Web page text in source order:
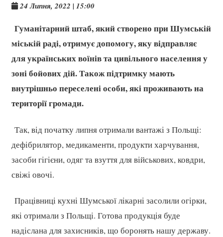
24 Липня, 2022 | 15:00
Гуманітарний штаб, який створено при Шумській
міській раді, отримує допомогу, яку відправляє
для українських воїнів та цивільного населення у
зоні бойових дій. Також підтримку мають
внутрішньо переселені особи, які проживають на
території громади.
Так, від початку липня отримали вантажі з Польщі:
дефібрилятор, медикаменти, продукти харчування,
засоби гігієни, одяг та взуття для військових, ковдри,
свіжі овочі.
Працівниці кухні Шумської лікарні засолили огірки,
які отримали з Польщі. Готова продукція буде
надіслана для захисників, що боронять нашу державу.